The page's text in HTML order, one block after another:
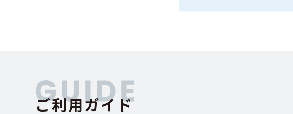
ご利用ガイド